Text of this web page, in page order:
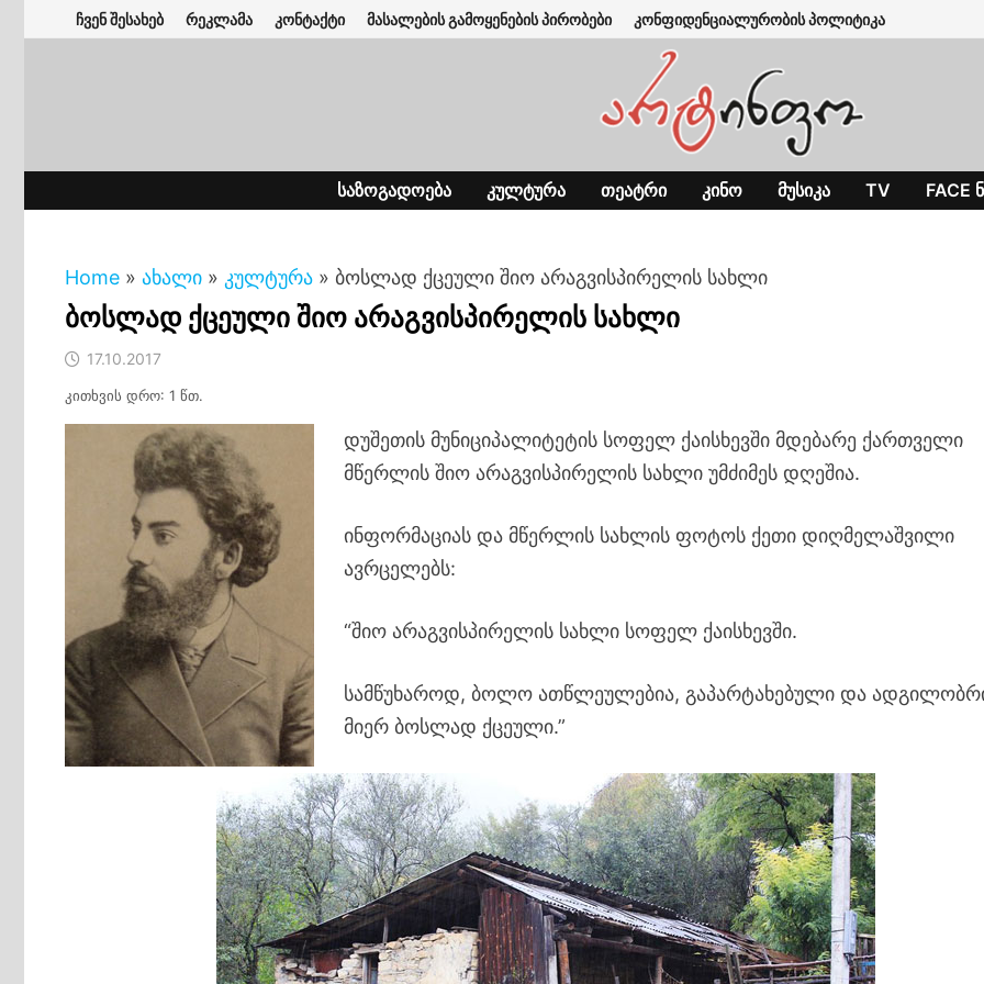
to
ჩვენ შესახებ რეკლამა კონტაქტი მასალების გამოყენების პირობები კონფიდენციალურობის პოლიტიკა
ᲡᲐᲖᲝᲒᲐᲓᲝᲔᲑᲐ ᲙᲣᲚᲢᲣᲠᲐ ᲗᲔᲐᲢᲠᲘ ᲙᲘᲜᲝ ᲛᲣᲡᲘᲙᲐ TV FACE
Home » ახალი » კულტურა » ბოსლად ქცეული შიო არაგვისპირელის სახლი
ბოსლად ქცეული შიო არაგვისპირელის სახლი
17.10.2017
კითხვის დრო: 1 წთ.
დუშეთის მუნიციპალიტეტის სოფელ ქაისხევში მდებარე ქართველი
მწერლის შიო არაგვისპირელის სახლი უმძიმეს დღეშია.
ინფორმაციას და მწერლის სახლის ფოტოს ქეთი დიღმელაშვილი
ავრცელებს:
“შიო არაგვისპირელის სახლი სოფელ ქაისხევში.
სამწუხაროდ, ბოლო ათწლეულებია, გაპარტახებული და
მიერ ბოსლად ქცეული.”